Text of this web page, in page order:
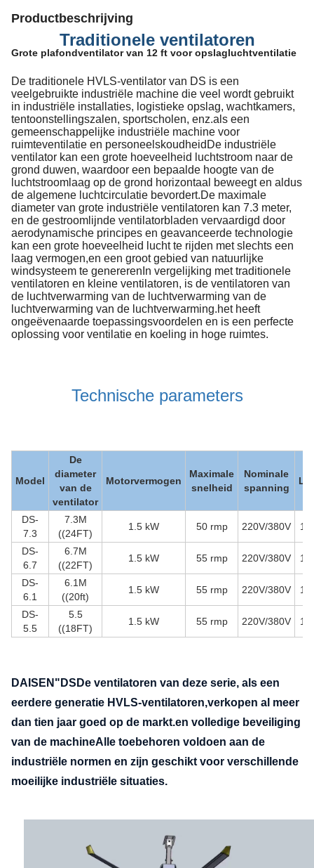
Productbeschrijving
Traditionele ventilatoren
Grote plafondventilator van 12 ft voor opslagluchtventilatie
De traditionele HVLS-ventilator van DS is een
veelgebruikte industriële machine die veel wordt gebruikt
in industriële installaties, logistieke opslag, wachtkamers,
tentoonstellingszalen, sportscholen, enz.als een
gemeenschappelijke industriële machine voor
ruimteventilatie en personeelskoudheidDe industriële
ventilator kan een grote hoeveelheid luchtstroom naar de
grond duwen, waardoor een bepaalde hoogte van de
luchtstroomlaag op de grond horizontaal beweegt en aldus
de algemene luchtcirculatie bevordert.De maximale
diameter van grote industriële ventilatoren kan 7.3 meter,
en de gestroomlijnde ventilatorbladen vervaardigd door
aerodynamische principes en geavanceerde technologie
kan een grote hoeveelheid lucht te rijden met slechts een
laag vermogen,en een groot gebied van natuurlijke
windsysteem te genererenIn vergelijking met traditionele
ventilatoren en kleine ventilatoren, is de ventilatoren van
de luchtverwarming van de luchtverwarming van de
luchtverwarming van de luchtverwarming.het heeft
ongeëvenaarde toepassingsvoordelen en is een perfecte
oplossing voor ventilatie en koeling in hoge ruimtes.
Technische parameters
Model
De
diameter
van de
ventilator
Motorvermogen
Maximale
snelheid
Nominale
spanning
DS-
7.3
7.3M
((24FT)
1.5 kW 50 rmp 220V/380V
DS-
6.7
6.7M
((22FT)
1.5 kW 55 rmp 220V/380V
DS-
6.1
6.1M
((20ft)
1.5 kW 55 rmp 220V/380V
DS-
5.5
5.5
((18FT)
1.5 kW 55 rmp 220V/380V
DAISEN "DS De ventilatoren van deze serie, als een
eerdere generatie HVLS-ventilatoren,verkopen al meer
dan tien jaar goed op de markt.en volledige beveiliging
van de machineAlle toebehoren voldoen aan de
industriële normen en zijn geschikt voor verschillende
moeilijke industriële situaties.